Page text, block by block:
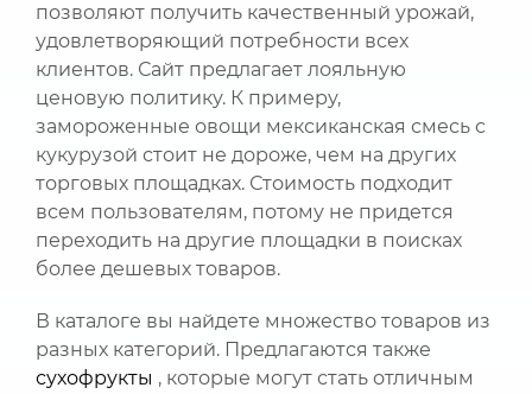
позволяют получить качественный урожай,
удовлетворяющий потребности всех
клиентов. Сайт предлагает лояльную
ценовую политику. К примеру,
замороженные овощи мексиканская смесь с
кукурузой стоит не дороже, чем на других
торговых площадках. Стоимость подходит
всем пользователям, потому не придется
переходить на другие площадки в поисках
более дешевых товаров.
В каталоге вы найдете множество товаров из
разных категорий. Предлагаются также
сухофрукты , которые могут стать отличным